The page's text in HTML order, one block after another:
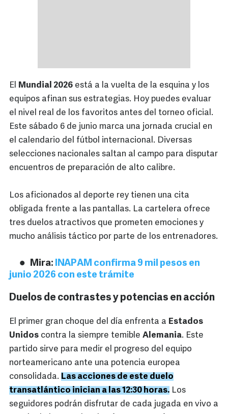
El Mundial 2026 está a la vuelta de la esquina y los
equipos afinan sus estrategias. Hoy puedes evaluar
el nivel real de los favoritos antes del torneo oficial.
Este sábado 6 de junio marca una jornada crucial en
el calendario del fútbol internacional. Diversas
selecciones nacionales saltan al campo para disputar
encuentros de preparación de alto calibre.
Los aficionados al deporte rey tienen una cita
obligada frente a las pantallas. La cartelera ofrece
tres duelos atractivos que prometen emociones y
mucho análisis táctico por parte de los entrenadores.
Mira: INAPAM confirma 9 mil pesos en
junio 2026 con este trámite
Duelos de contrastes y potencias en acción
El primer gran choque del día enfrenta a Estados
Unidos contra la siempre temible Alemania. Este
partido sirve para medir el progreso del equipo
norteamericano ante una potencia europea
consolidada. Las acciones de este duelo
transatlántico inician a las 12:30 horas. Los
seguidores podrán disfrutar de cada jugada en vivo a